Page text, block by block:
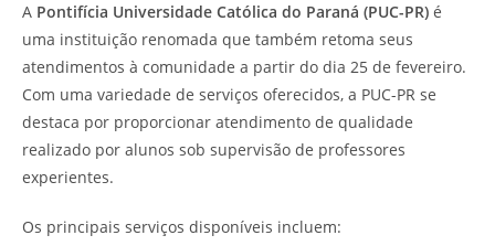
A Pontifícia Universidade Católica do Paraná (PUC-PR) é
uma instituição renomada que também retoma seus
atendimentos à comunidade a partir do dia 25 de fevereiro.
Com uma variedade de serviços oferecidos, a PUC-PR se
destaca por proporcionar atendimento de qualidade
realizado por alunos sob supervisão de professores
experientes.
Os principais serviços disponíveis incluem: